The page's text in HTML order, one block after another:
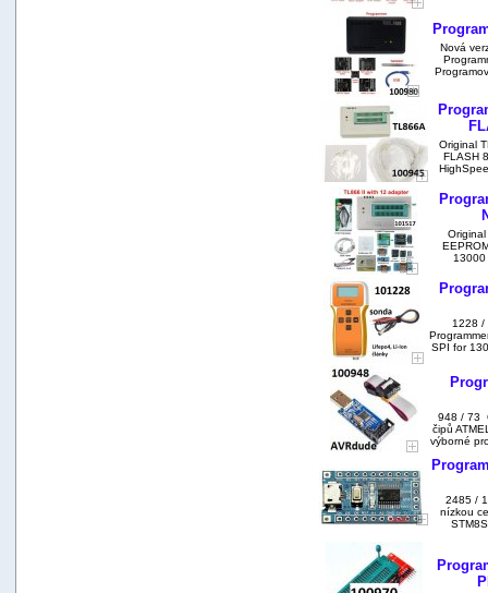
Nová
Original
FLASH
13000
1228 /
SPI for
948 / 73
čipů
výborné
2485 /
nízkou